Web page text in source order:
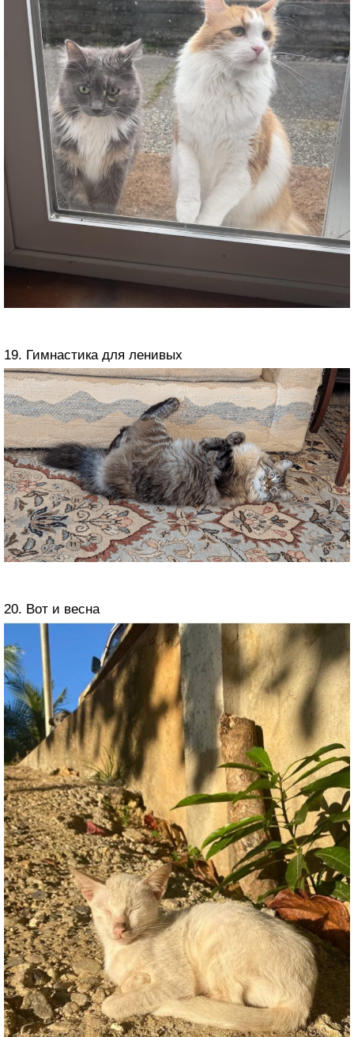
19. Гимнастика для ленивых
20. Вот и весна